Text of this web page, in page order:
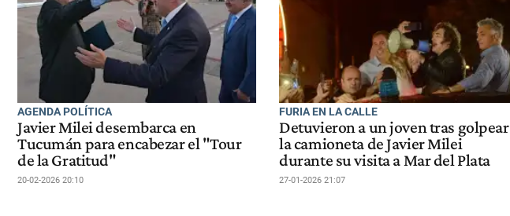
AGENDA POLÍTICA
Javier Milei desembarca en
Tucumán para encabezar el "Tour
de la Gratitud"
20-02-2026 20:10
FURIA EN LA CALLE
Detuvieron a un joven tras golpear
la camioneta de Javier Milei
durante su visita a Mar del Plata
27-01-2026 21:07